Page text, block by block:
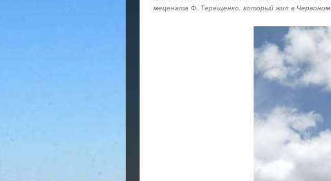
мецената Ф. Терещенко, который жил в Червоном.